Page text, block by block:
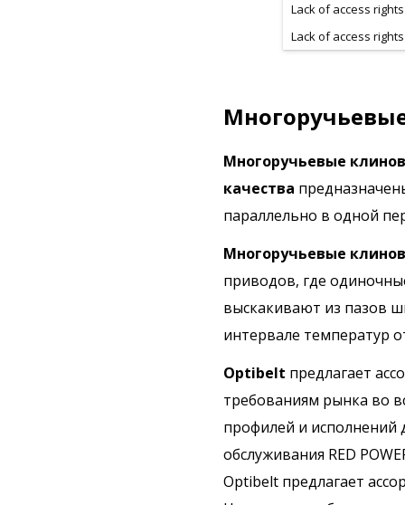
Lack of access
Lack of access
Многоручьевые
качества
параллельно в одной
Многоручьевые
приводов, где
выскакивают из пазов
интервале температур
Optibelt предлагает
требованиям рынка во
профилей и
обслуживания RED
Optibelt предлагает